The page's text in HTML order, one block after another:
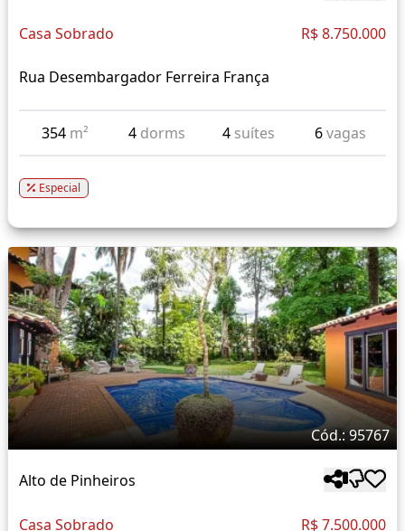
Casa Sobrado R$ 8.750.000
Rua Desembargador Ferreira França
354 m² 4 dorms 4 suítes 6vagas
Especial
Cód.: 95767
Alto de Pinheiros
Casa Sobrado R$ 7.500.000